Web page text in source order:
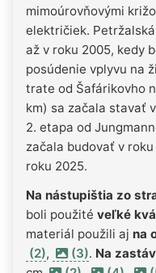
mimoúrovňovými
električiek.
až v roku 2005, kedy
posúdenie vplyvu na
trate od Šafárikovho
km) sa začala stavať
2. etapa od
začala budovať v
roku 2025.
Na nástupištia zo
boli použité veľké
materiál použili aj na
(2), (3). Na